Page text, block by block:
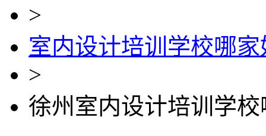
>
室内设计培训学校哪家
>
徐州室内设计培训学校